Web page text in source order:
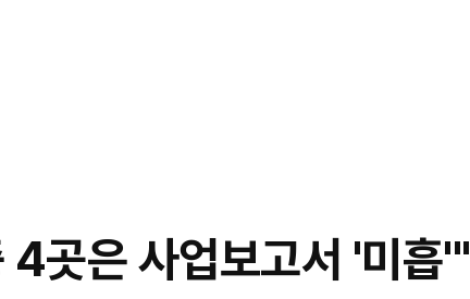
곳은 사업보고서 '미흡'"